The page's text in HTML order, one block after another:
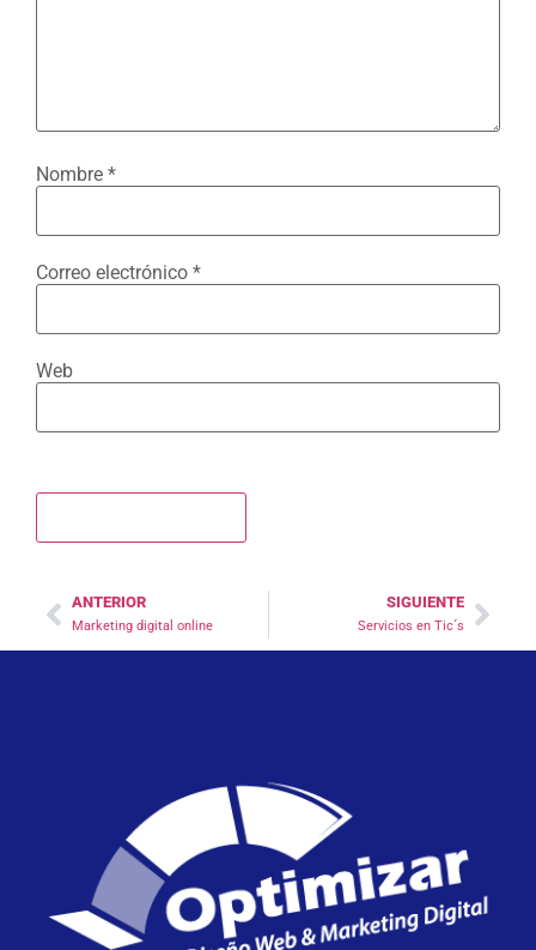
Nombre *
Correo electrónico *
Web
ANTERIOR
Marketing digital online
SIGUIENTE
Servicios en Tic´s